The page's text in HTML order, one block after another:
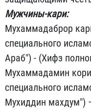
Мужчины-кари:
Мухаммадаброр
специального
Араб") - (Хифз
Мухаммадамин
специального
Мухиддин махдум")